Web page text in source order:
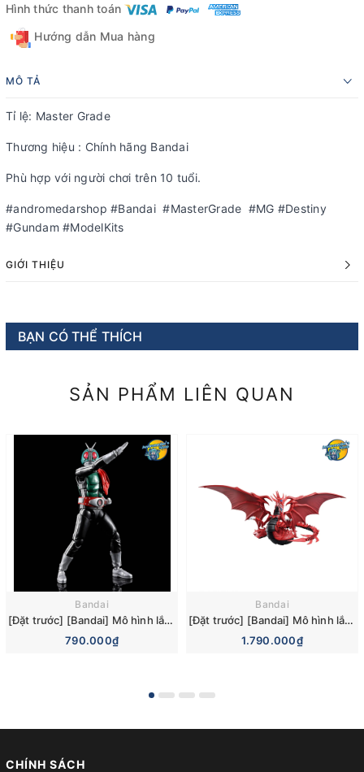
Hình thức thanh toán
Hướng dẫn Mua hàng
MÔ TẢ
Tỉ lệ: Master Grade
Thương hiệu : Chính hãng Bandai
Phù hợp với người chơi trên 10 tuổi.
#andromedarshop #Bandai #MasterGrade #MG #Destiny
#Gundam #ModelKits
GIỚI THIỆU
BẠN CÓ THỂ THÍCH
SẢN PHẨM LIÊN QUAN
Bandai
[Đặt trước] [Bandai] Mô hình lắp ráp Figure-rise Standard Kamen Rider New No. 1 Model Kit
790.000₫
Bandai
[Đặt trước] [Bandai] Mô hình lắp ráp Figure-rise Standard Amplified -Egyptian God- Slifer the Sky Dragon Model Kit
1.790.000₫
CHÍNH SÁCH